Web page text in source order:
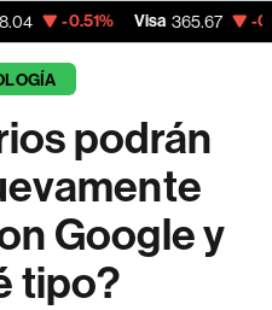
Visa 365.67 -0.13%
podrán
Google y
tipo?